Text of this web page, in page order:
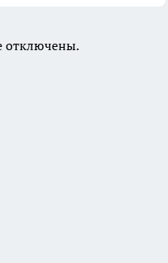
отключены.